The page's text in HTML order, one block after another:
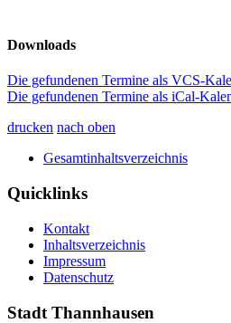
Downloads
Die gefundenen Termine als VCS-
Die gefundenen Termine als iCal-
drucken nach oben
Gesamtinhaltsverzeichnis
Quicklinks
Kontakt
Inhaltsverzeichnis
Impressum
Datenschutz
Stadt Thannhausen